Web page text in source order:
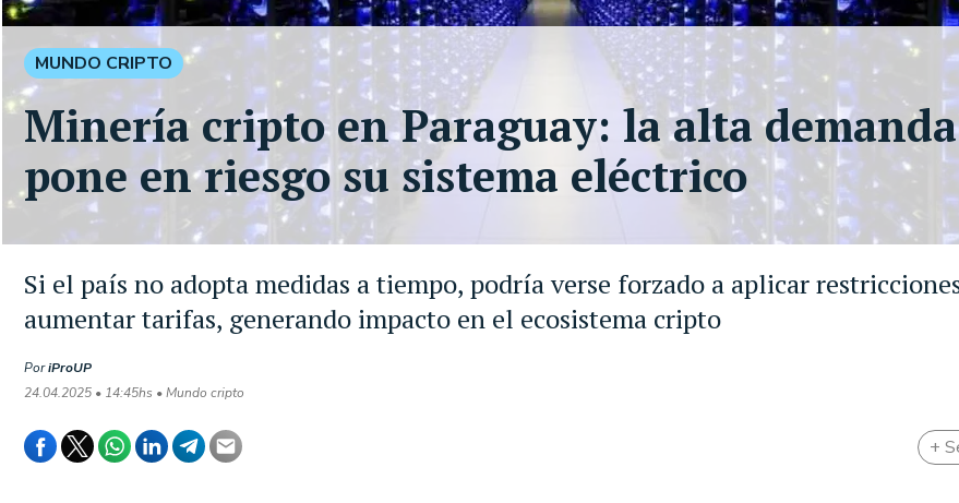
Si el país no adopta medidas a tiempo, podría verse forzado a aplicar
aumentar tarifas, generando impacto en el ecosistema cripto
PoriProUP
24.04.2025 • 14:45hs • Mundo cripto
MUNDO CRIPTO
Minería cripto en Paraguay: la alta demanda
pone en riesgo su sistema eléctrico
+